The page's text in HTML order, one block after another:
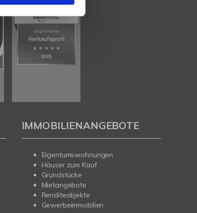
IMMOBILIENANGEBOTE
Eigentumswohnungen
Häuser zum Kauf
Grundstücke
Mietangebote
Renditeobjekte
Gewerbeimmobilien